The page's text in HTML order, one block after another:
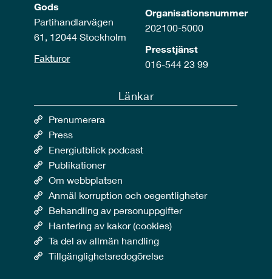
Gods
Partihandlarvägen
61, 12044 Stockholm
Fakturor
Organisationsnummer
202100-5000
Presstjänst
016-544 23 99
Länkar
Prenumerera
Press
Energiutblick podcast
Publikationer
Om webbplatsen
Anmäl korruption och oegentligheter
Behandling av personuppgifter
Hantering av kakor (cookies)
Ta del av allmän handling
Tillgänglighetsredogörelse